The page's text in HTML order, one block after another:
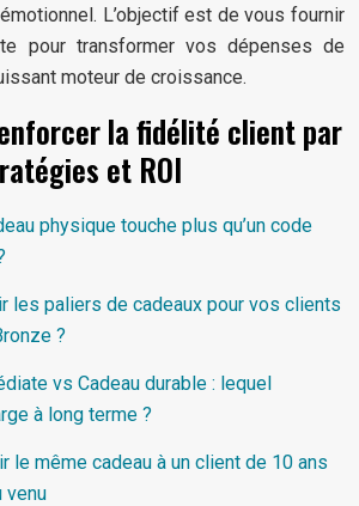
L’objectif est de vous fournir
pour transformer vos dépenses de
moteur de croissance.
la fidélité client par
et ROI
physique touche plus qu’un code
les paliers de cadeaux pour vos clients
?
vs Cadeau durable : lequel
à long terme ?
le même cadeau à un client de 10 ans
venu